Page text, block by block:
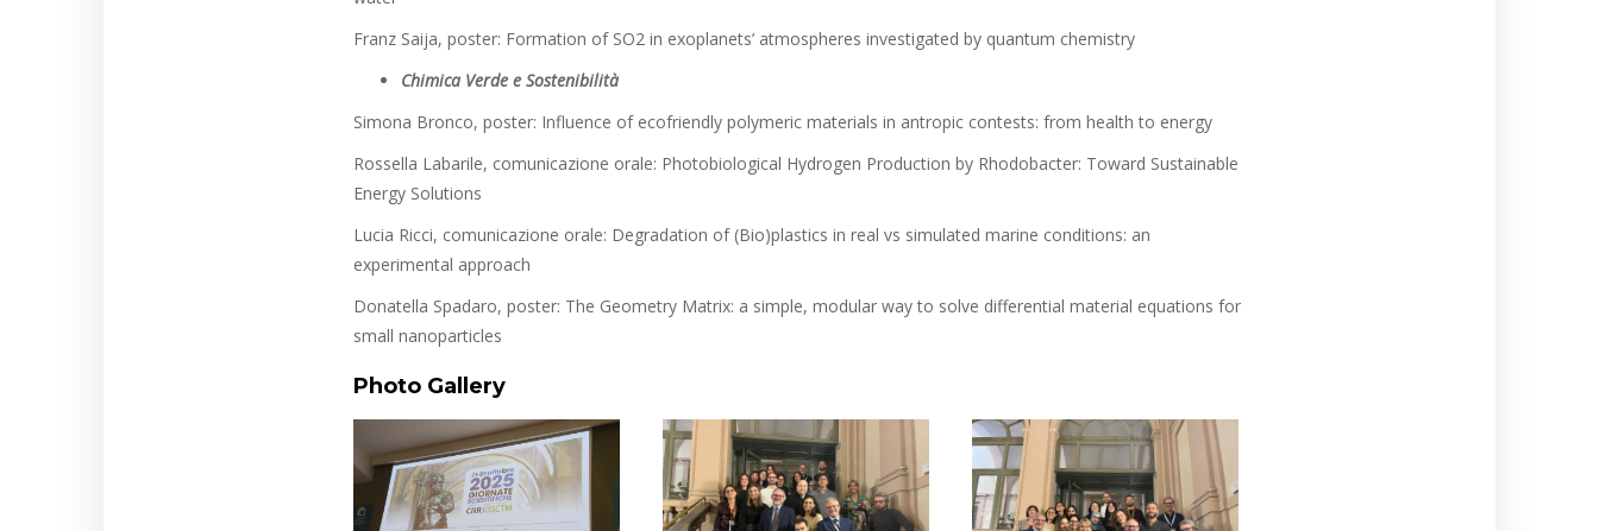
Franz Saija, poster: Formation of SO2 in exoplanets’ atmospheres investigated by quantum chemistry
Chimica Verde e Sostenibilità
Simona Bronco, poster: Influence of ecofriendly polymeric materials in antropic contests: from health to energy
Rossella Labarile, comunicazione orale: Photobiological Hydrogen Production by Rhodobacter: Toward Sustainable
Energy Solutions
Lucia Ricci, comunicazione orale: Degradation of (Bio)plastics in real vs simulated marine conditions: an
experimental approach
Donatella Spadaro, poster: The Geometry Matrix: a simple, modular way to solve differential material equations for
small nanoparticles
Photo Gallery